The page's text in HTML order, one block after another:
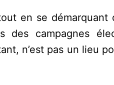
en se démarquant
campagnes
n’est pas un lieu